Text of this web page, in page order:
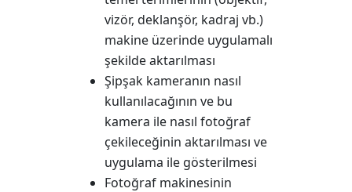
vizör, deklanşör, kadraj vb.)
makine üzerinde uygulamalı
şekilde aktarılması
Şipşak kameranın nasıl
kullanılacağının ve bu
kamera ile nasıl fotoğraf
çekileceğinin aktarılması ve
uygulama ile gösterilmesi
Fotoğraf makinesinin